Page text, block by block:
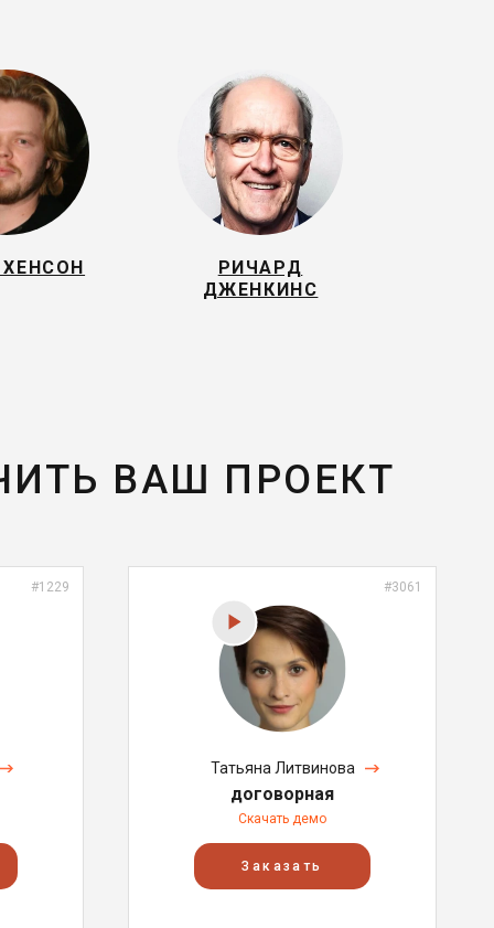
РИЧАРД
ДЖЕНКИНС
ВАШ ПРОЕКТ
#1229 #3061
Татьяна Литвинова
договорная
Скачать демо
Заказать